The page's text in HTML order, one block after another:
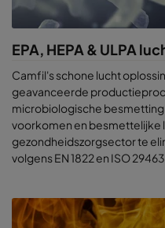
EPA, HEPA & ULPA
Camfil's schone lucht
geavanceerde
microbiologische
voorkomen en besmettelijke
gezondheidszorgsector te
volgens EN 1822 en ISO